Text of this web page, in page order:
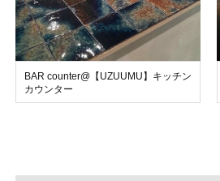
BAR counter@【UZUUMU】キッチン
カウンター